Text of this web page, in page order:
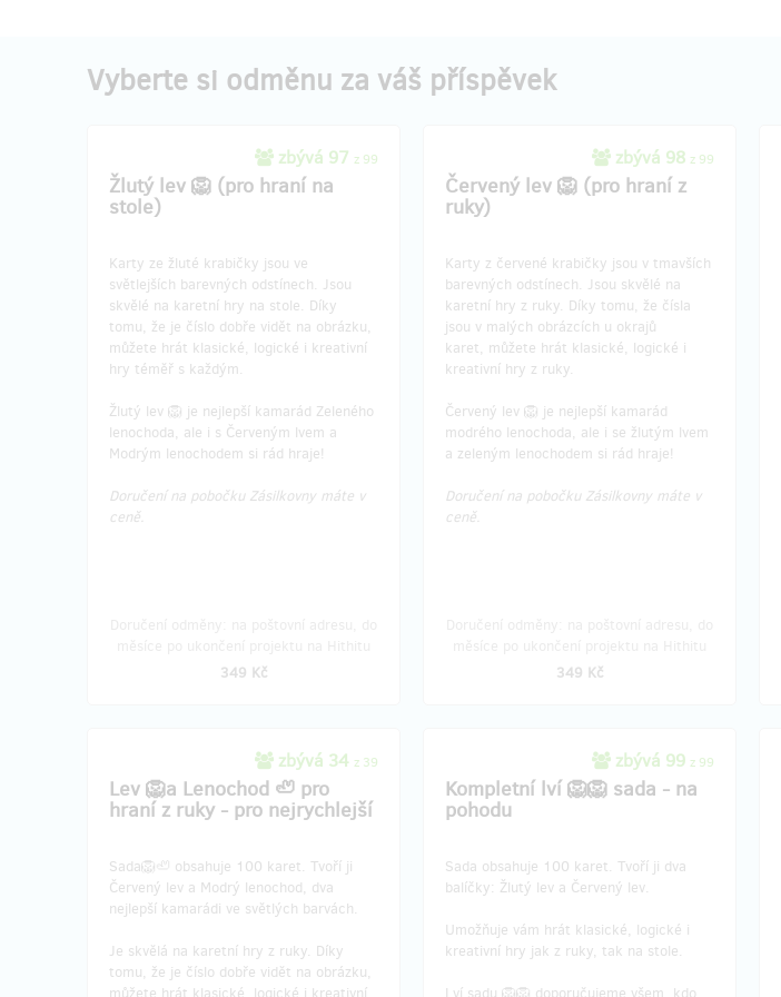
hodiny, kde se žáci a jejich učitelé
seznámí s možnostmi karet IMAGLEE pod
Doporučujeme hodinový trénink pro
učitele a jednu hodinu ve třídě s žáky.
Domluva „na míru“ je možná.
sady. 🦁🦁+🦁🦁
Odměnu též můžete libovolné škole
darovat.
Doručení odměny: na poštovní adresu, do
hodin, kde se žáci a jejich učitelé do
hloubky seznámí s možnostmi karet
Doporučuje tříhodinový trénink pro
učitele a dvě hodiny ve třídě s žáky.
Domluva „na míru“ je možná.
Součástí odměny je 5 kompletních lvích
sad.
🦁🦁+🦁🦁+ 🦁🦁+🦁🦁 +🦁🦁
Doručení odměny: na poštovní adresu, do
Vyberte si odměnu za váš příspěvek
zbývá 97 z 99
Žlutý lev 🦁 (pro hraní na
stole)
Karty ze žluté krabičky jsou ve
světlejších barevných odstínech. Jsou
skvělé na karetní hry na stole. Díky
tomu, že je číslo dobře vidět na obrázku,
můžete hrát klasické, logické i kreativní
hry téměř s každým.
Žlutý lev 🦁 je nejlepší kamarád Zeleného
lenochoda, ale i s Červeným lvem a
Modrým lenochodem si rád hraje!
Doručení na pobočku Zásilkovny máte v
ceně.
349 Kč
zbývá 98 z 99
Červený lev 🦁 (pro hraní z
ruky)
Karty z červené krabičky jsou v tmavších
barevných odstínech. Jsou skvělé na
karetní hry z ruky. Díky tomu, že čísla
jsou v malých obrázcích u okrajů
karet, můžete hrát klasické, logické i
kreativní hry z ruky.
Červený lev 🦁 je nejlepší kamarád
modrého lenochoda, ale i se žlutým lvem
a zeleným lenochodem si rád hraje!
Doručení na pobočku Zásilkovny máte v
ceně.
349 Kč
zbývá 34 z 39
Lev 🦁a Lenochod 🦥 pro
hraní z ruky - pro nejrychlejší
Sada🦁🦥 obsahuje 100 karet. Tvoří ji
Červený lev a Modrý lenochod, dva
nejlepší kamarádi ve světlých barvách.
Je skvělá na karetní hry z ruky. Díky
tomu, že je číslo dobře vidět na obrázku,
můžete hrát klasické, logické i kreativní
zbývá 99 z 99
Kompletní lví 🦁🦁 sada - na
pohodu
Sada obsahuje 100 karet. Tvoří ji dva
balíčky: Žlutý lev a Červený lev.
Umožňuje vám hrát klasické, logické i
kreativní hry jak z ruky, tak na stole.
Lví sadu 🦁🦁 doporučujeme všem, kdo